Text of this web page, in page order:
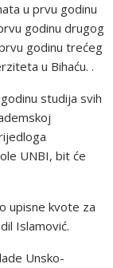
u prvu godinu
godinu drugog
godinu trećeg
u Bihaću. .
studija svih
UNBI, bit će
upisne kvote za
Islamović.
Unsko-